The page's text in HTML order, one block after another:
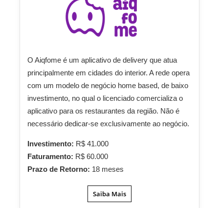
O Aiqfome é um aplicativo de delivery que atua
principalmente em cidades do interior. A rede opera
com um modelo de negócio home based, de baixo
investimento, no qual o licenciado comercializa o
aplicativo para os restaurantes da região. Não é
necessário dedicar-se exclusivamente ao negócio.
Investimento: R$ 41.000
Faturamento: R$ 60.000
Prazo de Retorno: 18 meses
Saiba Mais